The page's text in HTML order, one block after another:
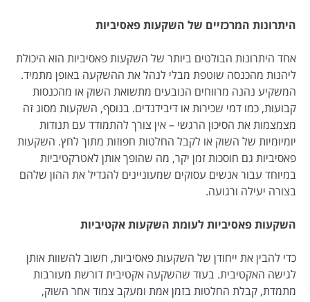
היתרונות המרכזיים של השקעות פאסיביות
אחד היתרונות הבולטים ביותר של השקעות פאסיביות הוא היכולת
ליהנות מהכנסה שוטפת מבלי לנהל את ההשקעה באופן מתמיד.
המשקיע נהנה מרווחים הנובעים מתשואת השוק או מהכנסות
קבועות, כמו דמי שכירות או דיבידנדים. בנוסף, השקעות מסוג זה
מצמצמות את הסיכון הרגשי – אין צורך להתמודד עם תנודות
יומיומיות של השוק או לקבל החלטות חפוזות מתוך לחץ. השקעות
פאסיביות גם חוסכות זמן יקר, מה שהופך אותן לאטרקטיביות
במיוחד עבור אנשים עסוקים שמעוניינים להגדיל את ההון שלהם
בצורה יעילה ורגועה.
השקעות פאסיביות לעומת השקעות אקטיביות
כדי להבין את ייחודן של השקעות פאסיביות, חשוב להשוות אותן
לגישה האקטיבית. בעוד שהשקעה אקטיבית דורשת מעורבות
מתמדת, קבלת החלטות בזמן אמת ומעקב צמוד אחר השוק,